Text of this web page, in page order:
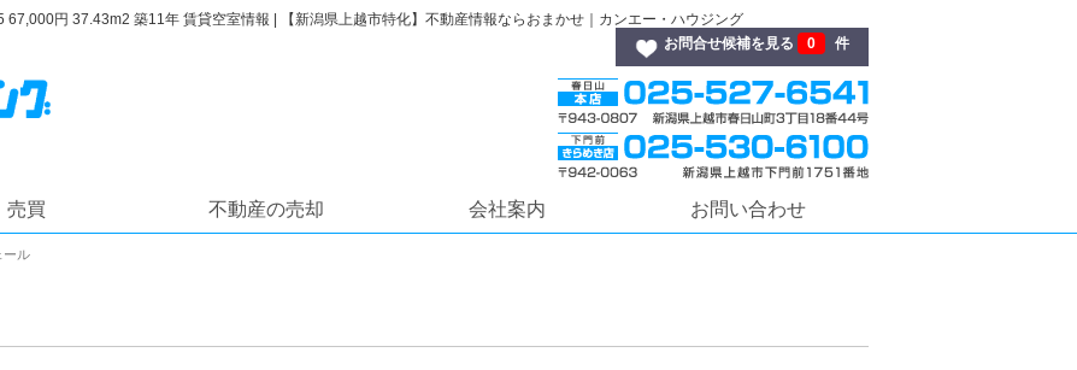
円 37.43m2 築11年 賃貸空室情報 | 【新潟県上越市特化】不動産情報ならおまかせ｜カンエー・ハウジング
お問合せ候補を見る
0 件
売買 不動産の売却 会社案内 お問い合わせ
ール